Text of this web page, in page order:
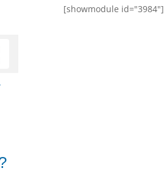
[showmodule id="3984"]